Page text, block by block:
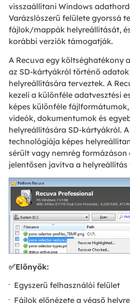
visszaállítani Windows
Varázslószerű felülete gyorssá
fájlok/mappák helyreállítását,
korábbi verziók támogatják.
A Recuva egy költséghatékony
az SD-kártyákról történő
helyreállítására terveztek. A
kezeli a különféle adatvesztési
képes különféle
videók, dokumentumok és
helyreállítására SD-kártyákról.
technológiája képes
sérült vagy nemrég
jelentősen javítva a helyreállítás
✅Előnyök:
Egyszerű felhasználói felület
Fájlok előnézete a végső